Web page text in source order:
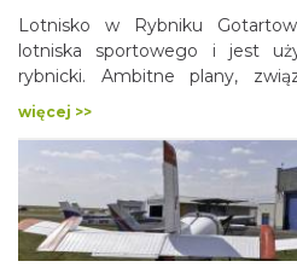
Lotnisko w Rybniku
lotniska sportowego i jest
rybnicki. Ambitne plany,
obiektu, zakładają jednak
lotniczego, z kilometrowym
kontrolną i hangarami. Port
obsługiwać do 150
rozpoczynałyby się stąd
zagraniczne.
więcej >>